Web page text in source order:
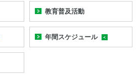
教育普及活動
年間スケジュール